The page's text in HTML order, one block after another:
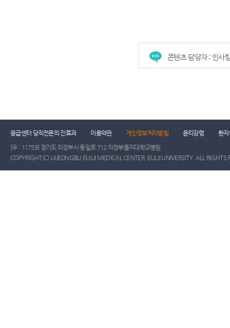
콘텐츠 담당자 : 인사
응급센터 당직전문의 진료과 이용약관 개인정보처리방침 윤리강령
환자
[우 : 11759] 경기도 의정부시 동일로 712 의정부을지대학교병원.
COPYRIGHT(C) UIJEONGBU EULJI MEDICAL CENTER, EULJI UNIVERSITY. ALL RIGHTS